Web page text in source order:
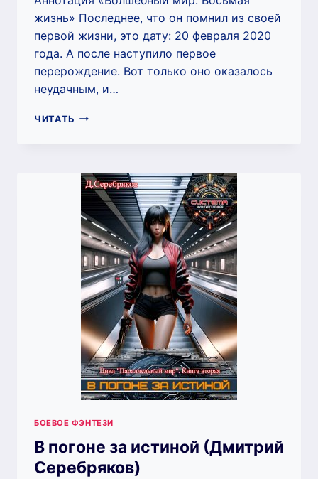
жизнь» Последнее, что он помнил из своей
первой жизни, это дату: 20 февраля 2020
года. А после наступило первое
перерождение. Вот только оно оказалось
неудачным, и…
ЧИТАТЬ ВОЛШЕБНЫЙ
(ДМИТРИЙ
СЕРЕБРЯКОВ)
БОЕВОЕ ФЭНТЕЗИ
В погоне за истиной (Дмитрий
Серебряков)